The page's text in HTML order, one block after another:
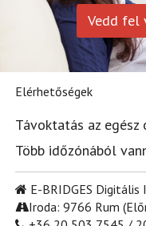
Vedd fel
Elérhetőségek
Távoktatás az
Több időzónából
E-BRIDGES Digitális
Iroda: 9766 Rum